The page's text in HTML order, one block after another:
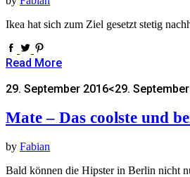
Ikea hat sich zum Ziel gesetzt stetig
Read More
29. September 2016<29.
Mate – Das coolste und
by Fabian
Bald können die Hipster in Berlin nicht